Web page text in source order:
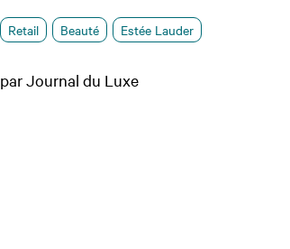
Retail Beauté Estée Lauder
par Journal du Luxe